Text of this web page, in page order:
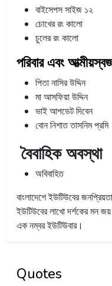
বাইসেপস সাইজ ১২
চোখের রং কালো
চুলের রং কালো
পরিবার এবং
পিতা নাসির উদ্দিন
মা আসফিয়া উদ্দিন
ভাই আপডেট দিবেন
বোন নিশাত তাসনিম প্রমি
বৈবাহিক অবস্থা
অবিবাহিত
বাংলাদেশে ইউটিউবের
ইউটিউবের লাখো দর্শকের মন
এক নম্বর ইউটিউবার।
Quotes